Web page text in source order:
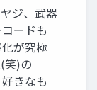
ジ、武器
ードも
が究極
笑)の
きなも